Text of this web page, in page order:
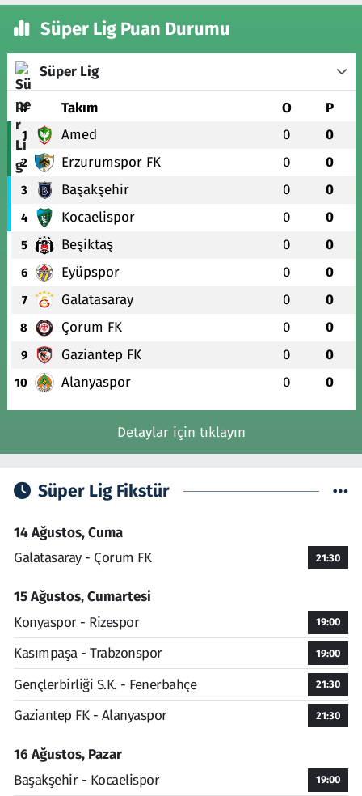
Süper Lig Puan Durumu
Süper Lig
# Takım O P
1 Amed 0 0
2 Erzurumspor FK 0 0
3 Başakşehir 0 0
4 Kocaelispor 0 0
5 Beşiktaş 0 0
6 Eyüpspor 0 0
7 Galatasaray 0 0
8 Çorum FK 0 0
9 Gaziantep FK 0 0
10 Alanyaspor 0 0
Detaylar için tıklayın
Süper Lig Fikstür
14 Ağustos, Cuma
Galatasaray - Çorum FK
21:30
15 Ağustos, Cumartesi
Konyaspor - Rizespor
19:00
Kasımpaşa - Trabzonspor 19:00
Gençlerbirliği S.K. - Fenerbahçe 21:30
Gaziantep FK - Alanyaspor 21:30
16 Ağustos, Pazar
Başakşehir - Kocaelispor
19:00